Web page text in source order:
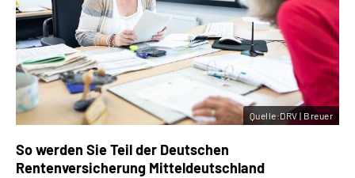
So werden Sie Teil der Deutschen
Rentenversicherung Mitteldeutschland
Quelle:DRV | Breuer